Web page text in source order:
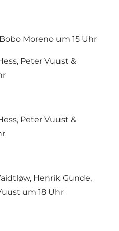
Moreno um 15 Uhr
Peter Vuust &
Peter Vuust &
Henrik Gunde,
um 18 Uhr